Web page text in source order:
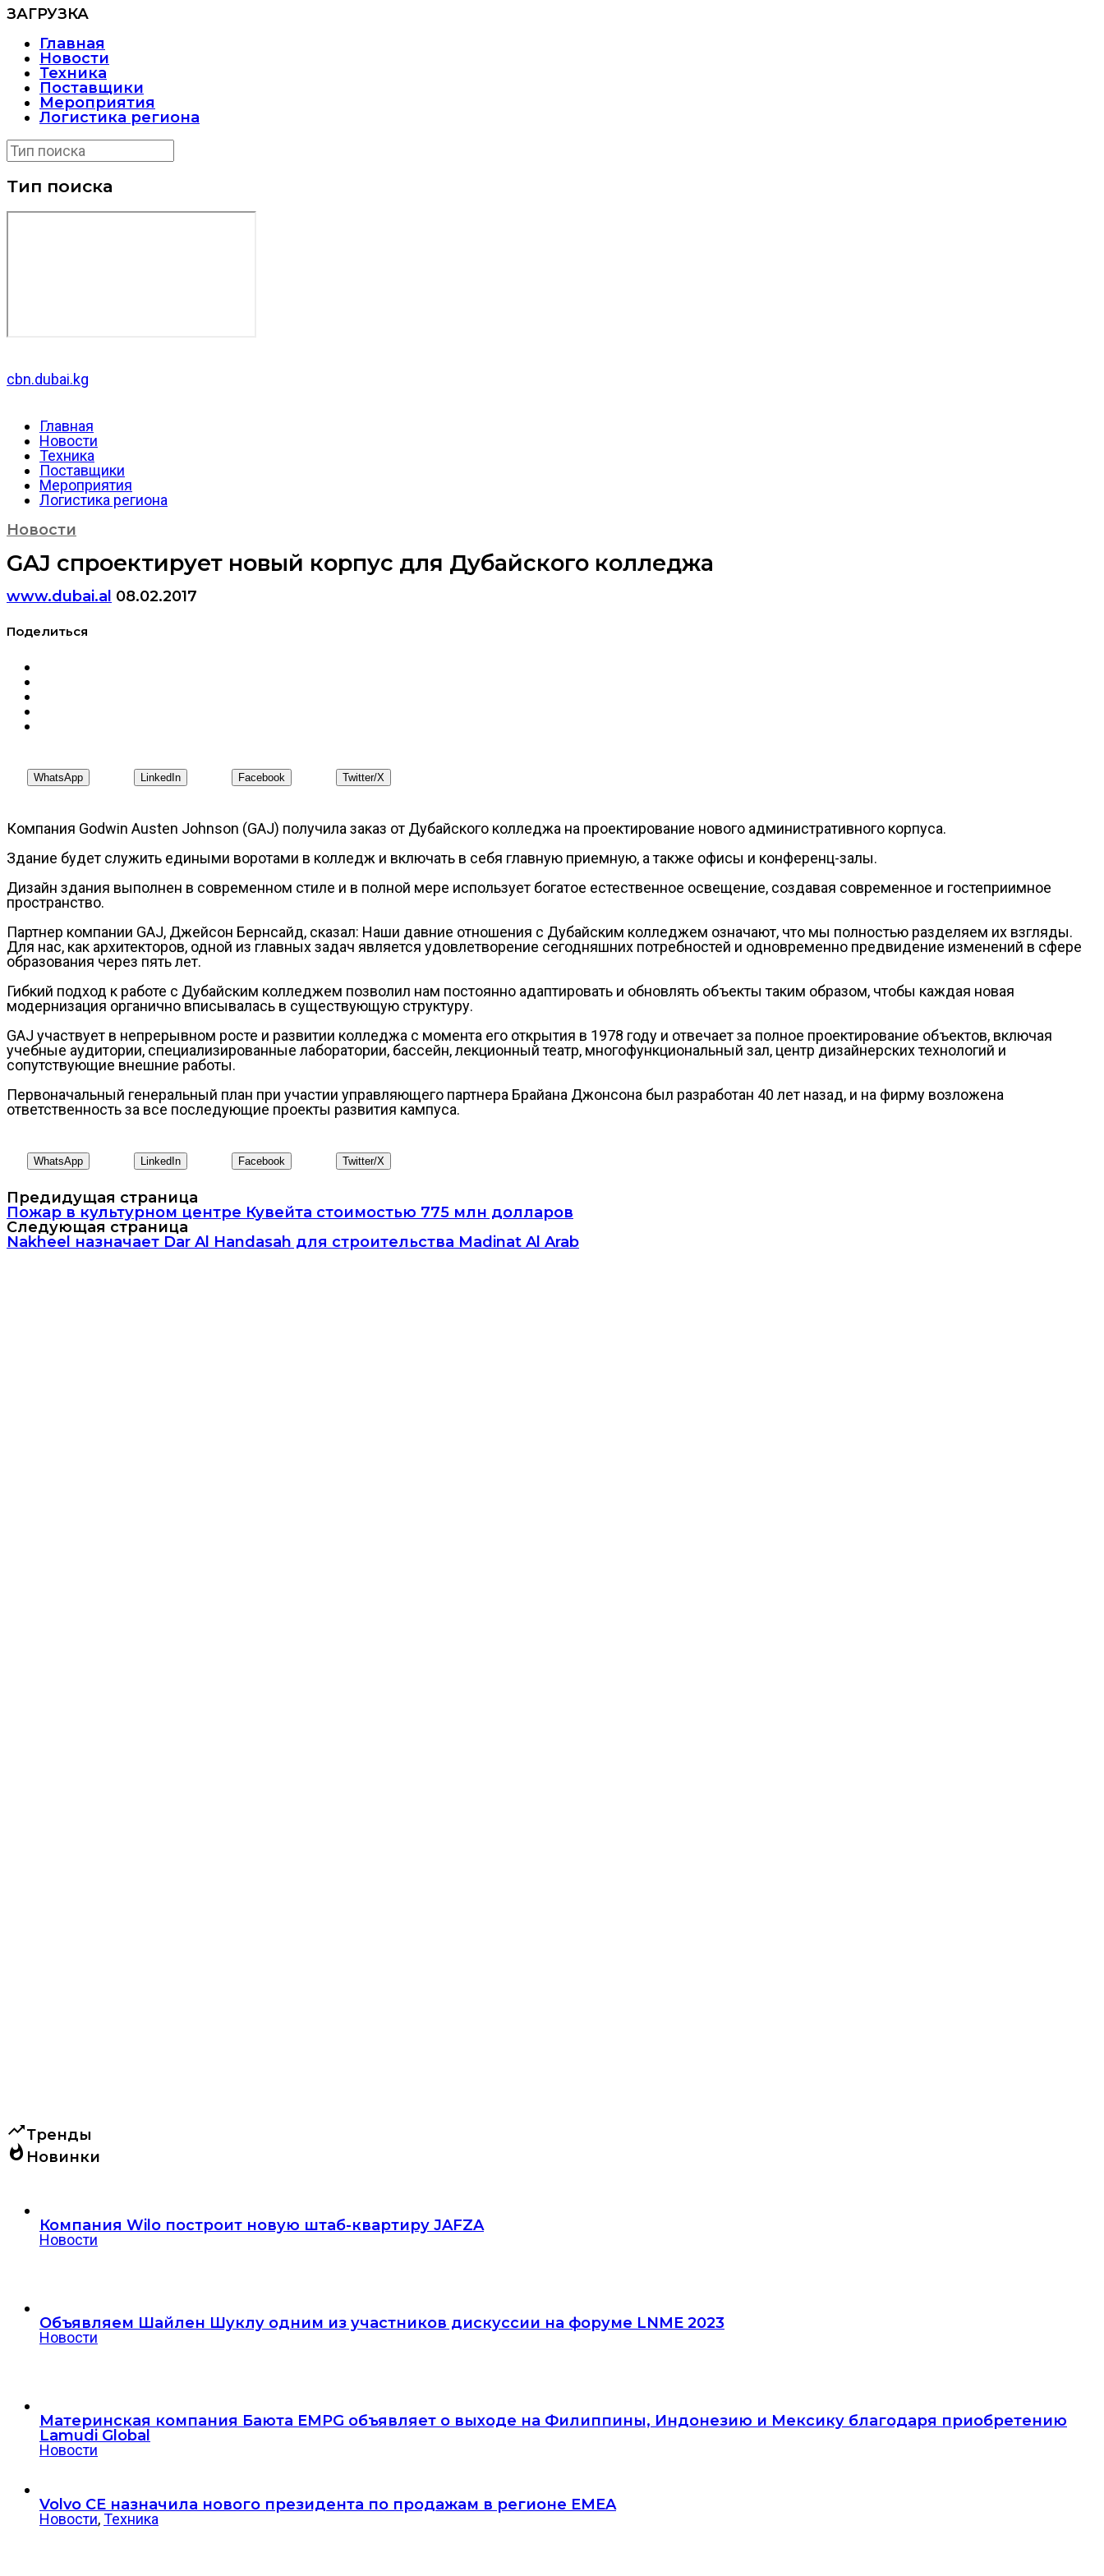
ЗАГРУЗКА
Главная
Новости
Техника
Поставщики
Мероприятия
Логистика региона
Тип поиска
cbn.dubai.kg
Главная
Новости
Техника
Поставщики
Мероприятия
Логистика региона
Новости
GAJ спроектирует новый корпус для Дубайского колледжа
www.dubai.al 08.02.2017
Поделиться
WhatsApp LinkedIn Facebook Twitter/X
Компания Godwin Austen Johnson (GAJ) получила заказ от Дубайского колледжа на проектирование нового административного корпуса.
Здание будет служить едиными воротами в колледж и включать в себя главную приемную, а также офисы и конференц-залы.
Дизайн здания выполнен в современном стиле и в полной мере использует богатое естественное освещение, создавая современное и гостеприимное
пространство.
Партнер компании GAJ, Джейсон Бернсайд, сказал: Наши давние отношения с Дубайским колледжем означают, что мы полностью разделяем их взгляды.
Для нас, как архитекторов, одной из главных задач является удовлетворение сегодняшних потребностей и одновременно предвидение изменений в сфере
образования через пять лет.
Гибкий подход к работе с Дубайским колледжем позволил нам постоянно адаптировать и обновлять объекты таким образом, чтобы каждая новая
модернизация органично вписывалась в существующую структуру.
GAJ участвует в непрерывном росте и развитии колледжа с момента его открытия в 1978 году и отвечает за полное проектирование объектов, включая
учебные аудитории, специализированные лаборатории, бассейн, лекционный театр, многофункциональный зал, центр дизайнерских технологий и
сопутствующие внешние работы.
Первоначальный генеральный план при участии управляющего партнера Брайана Джонсона был разработан 40 лет назад, и на фирму возложена
ответственность за все последующие проекты развития кампуса.
WhatsApp LinkedIn Facebook Twitter/X
Предидущая страница
Пожар в культурном центре Кувейта стоимостью 775 млн долларов
Следующая страница
Nakheel назначает Dar Al Handasah для строительства Madinat Al Arab
trending_upТренды
whatshot Новинки
Компания Wilo построит новую штаб-квартиру JAFZA
Новости
Объявляем Шайлен Шуклу одним из участников дискуссии на форуме LNME 2023
Новости
Материнская компания Баюта EMPG объявляет о выходе на Филиппины, Индонезию и Мексику благодаря приобретению
Lamudi Global
Новости
Volvo CE назначила нового президента по продажам в регионе EMEA
Новости,Техника